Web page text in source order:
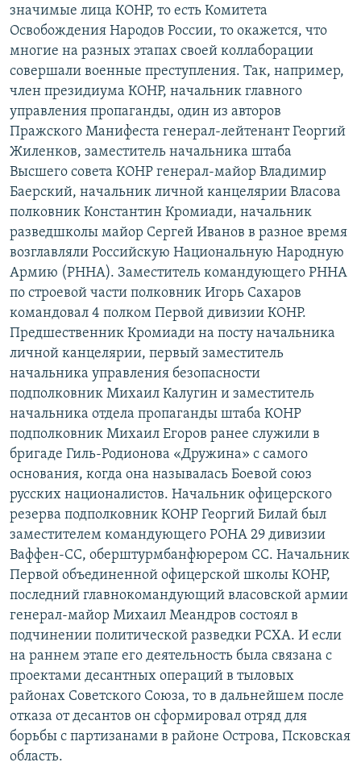
значимые лица КОНР, то есть Комитета
Освобождения Народов России, то окажется, что
многие на разных этапах своей коллаборации
совершали военные преступления. Так, например,
член президиума КОНР, начальник главного
управления пропаганды, один из авторов
Пражского Манифеста генерал-лейтенант Георгий
Жиленков, заместитель начальника штаба
Высшего совета КОНР генерал-майор Владимир
Баерский, начальник личной канцелярии Власова
полковник Константин Кромиади, начальник
разведшколы майор Сергей Иванов в разное время
возглавляли Российскую Национальную Народную
Армию (РННА). Заместитель командующего РННА
по строевой части полковник Игорь Сахаров
командовал 4 полком Первой дивизии КОНР.
Предшественник Кромиади на посту начальника
личной канцелярии, первый заместитель
начальника управления безопасности
подполковник Михаил Калугин и заместитель
начальника отдела пропаганды штаба КОНР
подполковник Михаил Егоров ранее служили в
бригаде Гиль-Родионова «Дружина» с самого
основания, когда она называлась Боевой союз
русских националистов. Начальник офицерского
резерва подполковник КОНР Георгий Билай был
заместителем командующего РОНА 29 дивизии
Ваффен-СС, оберштурмбанфюрером СС. Начальник
Первой объединенной офицерской школы КОНР,
последний главнокомандующий власовской армии
генерал-майор Михаил Меандров состоял в
подчинении политической разведки РСХА. И если
на раннем этапе его деятельность была связана с
проектами десантных операций в тыловых
районах Советского Союза, то в дальнейшем после
отказа от десантов он сформировал отряд для
борьбы с партизанами в районе Острова, Псковская
область.